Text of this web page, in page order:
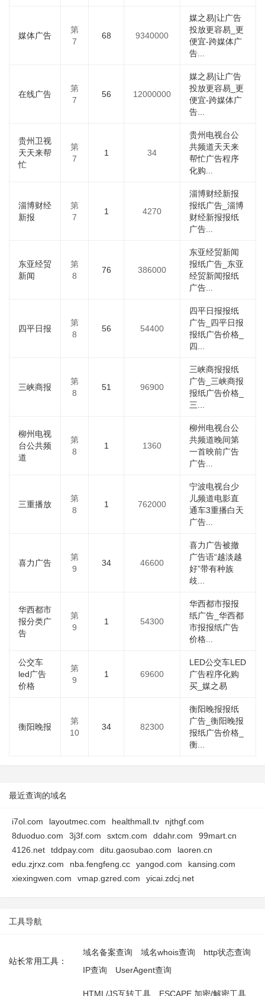
媒体广告
第
7
68 9340000
媒之易|让广告
投放更容易_更
便宜-跨媒体广
告...
在线广告
第
7
56 12000000
媒之易|让广告
投放更容易_更
便宜-跨媒体广
告...
贵州卫视
天天来帮
忙
第
7
1 34
贵州电视台公
共频道天天来
帮忙广告程序
化购...
淄博财经
新报
第
7
1 4270
淄博财经新报
报纸广告_淄博
财经新报报纸
广告...
东亚经贸
新闻
第
8
76 386000
东亚经贸新闻
报纸广告_东亚
经贸新闻报纸
广告...
四平日报
第
8
56 54400
四平日报报纸
广告_四平日报
报纸广告价格_
四...
三峡商报
第
8
51 96900
三峡商报报纸
广告_三峡商报
报纸广告价格_
三...
柳州电视
台公共频
道
第
8
1 1360
柳州电视台公
共频道晚间第
一首映前广告
广告...
三重播放
第
8
1 762000
宁波电视台少
儿频道电影直
通车3重播白天
广告...
喜力广告
第
9
34 46600
喜力广告被撤
广告语“越淡越
好”带有种族
歧...
华西都市
报分类广
告
第
9
1 54300
华西都市报报
纸广告_华西都
市报报纸广告
价格...
公交车
led广告
价格
第
9
1 69600
LED公交车LED
广告程序化购
买_媒之易
衡阳晚报
第
10
34 82300
衡阳晚报报纸
广告_衡阳晚报
报纸广告价格_
衡...
最近查询的域名
i7ol.com layoutmec.com healthmall.tv
njthgf.com
8duoduo.com
3j3f.com sxtcm.com ddahr.com
99mart.cn
4126.net
tddpay.com ditu.gaosubao.com
laoren.cn
edu.zjrxz.com
nba.fengfeng.cc yangod.com
kansing.com
xiexingwen.com
vmap.gzred.com yicai.zdcj.net
工具导航
站长常用工具：
域名备案查询 域名whois查询
http状态查询
IP查询
UserAgent查询
HTML/JS互转工具 ESCAPE 加密/解密工具